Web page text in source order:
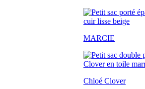
MARCIE
Chloé Clover